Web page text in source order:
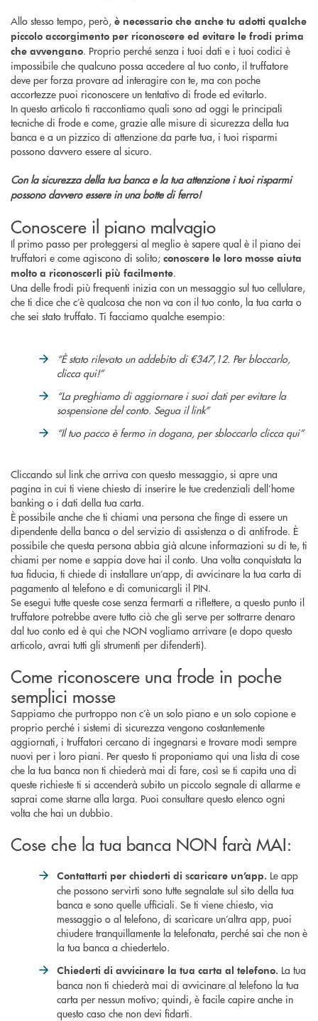
Allo stesso tempo, però, è necessario che anche tu adotti qualche
piccolo accorgimento per riconoscere ed evitare le frodi prima
che avvengano. Proprio perché senza i tuoi dati e i tuoi codici è
impossibile che qualcuno possa accedere al tuo conto, il truffatore
deve per forza provare ad interagire con te, ma con poche
accortezze puoi riconoscere un tentativo di frode ed evitarlo.
In questo articolo ti raccontiamo quali sono ad oggi le principali
tecniche di frode e come, grazie alle misure di sicurezza della tua
banca e a un pizzico di attenzione da parte tua, i tuoi risparmi
possono davvero essere al sicuro.
Con la sicurezza della tua banca e la tua attenzione i tuoi risparmi
possono davvero essere in una botte di ferro!
Conoscere il piano malvagio
Il primo passo per proteggersi al meglio è sapere qual è il piano dei
truffatori e come agiscono di solito; conoscere le loro mosse aiuta
molto a riconoscerli più facilmente.
Una delle frodi più frequenti inizia con un messaggio sul tuo cellulare,
che ti dice che c’è qualcosa che non va con il tuo conto, la tua carta o
che sei stato truffato. Ti facciamo qualche esempio:
“È stato rilevato un addebito di €347,12. Per bloccarlo,
clicca qui!”
“La preghiamo di aggiornare i suoi dati per evitare la
sospensione del conto. Segua il link”
“Il tuo pacco è fermo in dogana, per sbloccarlo clicca qui”
Cliccando sul link che arriva con questo messaggio, si apre una
pagina in cui ti viene chiesto di inserire le tue credenziali dell’home
banking o i dati della tua carta.
È possibile anche che ti chiami una persona che finge di essere un
dipendente della banca o del servizio di assistenza o di antifrode. È
possibile che questa persona abbia già alcune informazioni su di te, ti
chiami per nome e sappia dove hai il conto. Una volta conquistata la
tua fiducia, ti chiede di installare un’app, di avvicinare la tua carta di
pagamento al telefono e di comunicargli il PIN.
Se esegui tutte queste cose senza fermarti a riflettere, a questo punto il
truffatore potrebbe avere tutto ciò che gli serve per sottrarre denaro
dal tuo conto ed è qui che NON vogliamo arrivare (e dopo questo
articolo, avrai tutti gli strumenti per difenderti).
Come riconoscere una frode in poche
semplici mosse
Sappiamo che purtroppo non c’è un solo piano e un solo copione e
proprio perché i sistemi di sicurezza vengono costantemente
aggiornati, i truffatori cercano di ingegnarsi e trovare modi sempre
nuovi per i loro piani. Per questo ti proponiamo qui una lista di cose
che la tua banca non ti chiederà mai di fare, così se ti capita una di
queste richieste ti si accenderà subito un piccolo segnale di allarme e
saprai come starne alla larga. Puoi consultare questo elenco ogni
volta che hai un dubbio.
Cose che la tua banca NON farà MAI:
Contattarti per chiederti di scaricare un’app. Le app
che possono servirti sono tutte segnalate sul sito della tua
banca e sono quelle ufficiali. Se ti viene chiesto, via
messaggio o al telefono, di scaricare un’altra app, puoi
chiudere tranquillamente la telefonata, perché sai che non è
la tua banca a chiedertelo.
Chiederti di avvicinare la tua carta al telefono. La tua
banca non ti chiederà mai di avvicinare al telefono la tua
carta per nessun motivo; quindi, è facile capire anche in
questo caso che non devi fidarti.